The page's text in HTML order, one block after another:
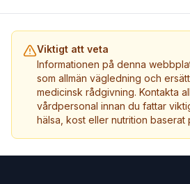
Viktigt att veta
Informationen på denna
som allmän vägledning och
medicinsk rådgivning. Kontakta
vårdpersonal innan du fattar
hälsa, kost eller nutrition baserat